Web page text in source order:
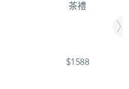
茶禮
$1588